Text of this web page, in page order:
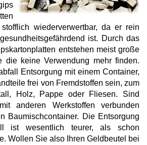
wiederverwertbar, da er rein
ist. Durch das
entstehen meist große
die keine Verwendung mehr finden.
Entsorgung mit einem Container,
frei von Fremdstoffen sein, zum
Holz, Pappe oder Fliesen. Sind
anderen Werkstoffen verbunden
Baumischcontainer. Die Entsorgung
ist wesentlich teurer, als schon
Wollen Sie also Ihren Geldbeutel bei